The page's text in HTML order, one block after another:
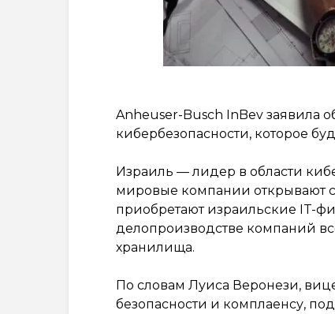
Anheuser-Busch InBev заявила
кибербезопасности, которое
Израиль — лидер в области
мировые компании открывают
приобретают израильские IT-
делопроизводстве компаний
хранилища.
По словам Луиса Веронези,
безопасности и комплаенсу,